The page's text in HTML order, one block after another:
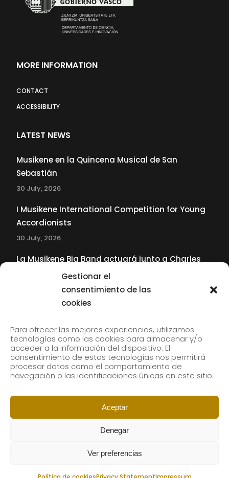
Gestionar el
consentimiento de las
cookies
Para ofrecer las mejores experiencias, utilizamos
tecnologías como las cookies para almacenar y/o
acceder a la información del dispositivo. El
consentimiento de estas tecnologías nos permitirá
procesar datos como el comportamiento de
navegación o las identificaciones únicas en este sitio.
Aceptar
Denegar
Ver preferencias
MORE INFORMATION
CONTACT
ACCESSIBILITY
LATEST NEWS
Musikene en la Quincena Musical de San
Sebastián
30 July, 2026
I Musikene International Competition for Young
Accordionists
30 July, 2026
La Musikene Big Band actuará junto a Charles
Tolliver en el 61 Jazzaldia
Subscribe to our newsletter to receive our news by
email.